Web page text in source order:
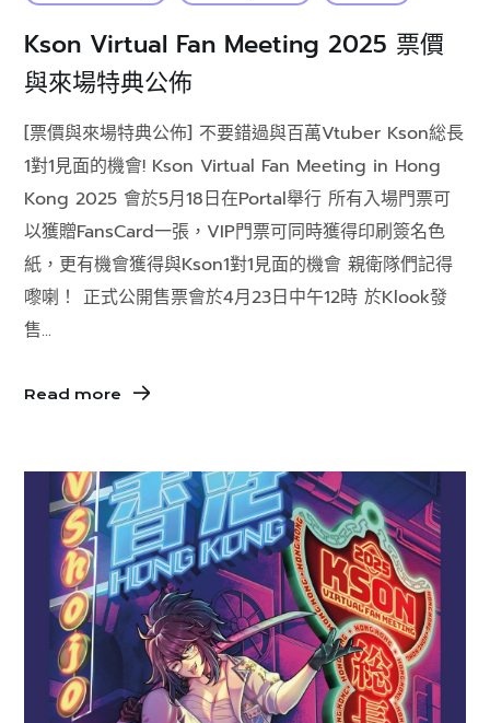
Kson Virtual Fan Meeting 2025 票價
與來場特典公佈
[票價與來場特典公佈] 不要錯過與百萬Vtuber Kson総長
1對1見面的機會! Kson Virtual Fan Meeting in Hong
Kong 2025 會於5月18日在Portal舉行 所有入場門票可
以獲贈FansCard一張，VIP門票可同時獲得印刷簽名色
紙，更有機會獲得與Kson1對1見面的機會 親衛隊們記得
嚟喇！ 正式公開售票會於4月23日中午12時 於Klook發
售...
Read more